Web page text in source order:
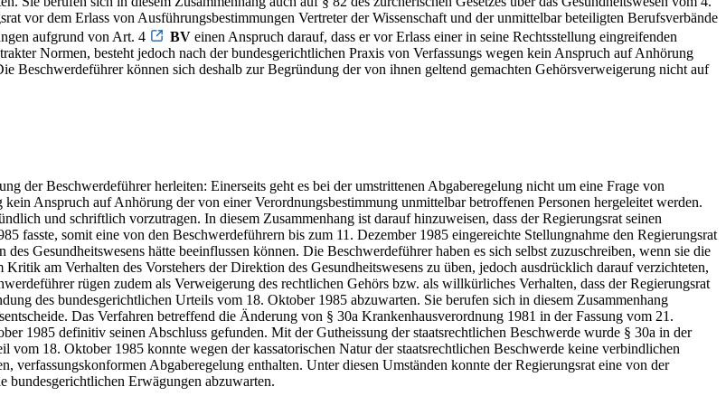
vor dem Erlass von Ausführungsbestimmungen Vertreter der Wissenschaft und der unmittelbar beteiligten Berufsverbände
aufgrund von Art. 4
BV einen Anspruch darauf, dass er vor Erlass einer in seine Rechtsstellung eingreifenden
Normen, besteht jedoch nach der bundesgerichtlichen Praxis von Verfassungs wegen kein Anspruch auf Anhörung
Beschwerdeführer können sich deshalb zur Begründung der von ihnen geltend gemachten Gehörsverweigerung nicht auf
der Beschwerdeführer herleiten: Einerseits geht es bei der umstrittenen Abgaberegelung nicht um eine Frage von
Anspruch auf Anhörung der von einer Verordnungsbestimmung unmittelbar betroffenen Personen hergeleitet werden.
und schriftlich vorzutragen. In diesem Zusammenhang ist darauf hinzuweisen, dass der Regierungsrat seinen
fasste, somit eine von den Beschwerdeführern bis zum 11. Dezember 1985 eingereichte Stellungnahme den Regierungsrat
Gesundheitswesens hätte beeinflussen können. Die Beschwerdeführer haben es sich selbst zuzuschreiben, wenn sie die
am Verhalten des Vorstehers der Direktion des Gesundheitswesens zu üben, jedoch ausdrücklich darauf verzichteten,
rügen zudem als Verweigerung des rechtlichen Gehörs bzw. als willkürliches Verhalten, dass der Regierungsrat
des bundesgerichtlichen Urteils vom 18. Oktober 1985 abzuwarten. Sie berufen sich in diesem Zusammenhang
Das Verfahren betreffend die Änderung von § 30a Krankenhausverordnung 1981 in der Fassung vom 21.
1985 definitiv seinen Abschluss gefunden. Mit der Gutheissung der staatsrechtlichen Beschwerde wurde § 30a in der
18. Oktober 1985 konnte wegen der kassatorischen Natur der staatsrechtlichen Beschwerde keine verbindlichen
Abgaberegelung enthalten. Unter diesen Umständen konnte der Regierungsrat eine von der
bundesgerichtlichen Erwägungen abzuwarten.